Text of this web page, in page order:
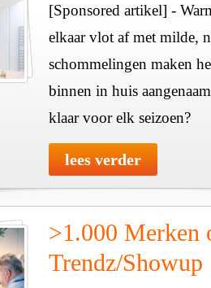
[Sponsored artikel] -
elkaar vlot af met milde,
schommelingen maken
binnen in huis
klaar voor elk seizoen?
lees verder
>1.000 Merken
Trendz/Showup